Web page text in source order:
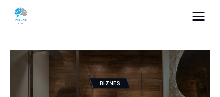
Lifestyle
Biznes
BIZNES